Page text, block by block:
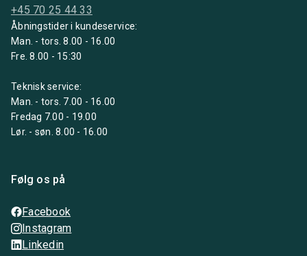
+45 70 25 44 33
Åbningstider i kundeservice:
Man. - tors. 8.00 - 16.00
Fre. 8.00 - 15:30
Teknisk service:
Man. - tors. 7.00 - 16.00
Fredag 7.00 - 19.00
Lør. - søn. 8.00 - 16.00
Følg os på
Facebook
Instagram
Linkedin